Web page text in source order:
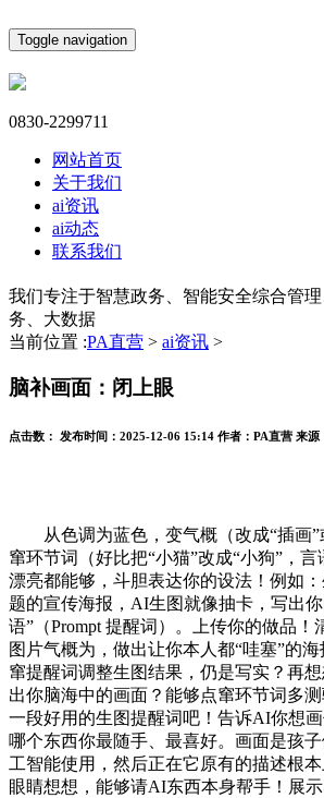
Toggle navigation
0830-2299711
网站首页
关于我们
ai资讯
ai动态
联系我们
我们专注于智慧政务、智能安全综合管
务、大数据
当前位置 :PA直营 > ai资讯 >
脑补画面：闭上眼
点击数： 发布时间： 2025-12-06 15:14 作者： PA直营 来源
从色调为蓝色，变气概（改成“插画”
窜环节词（好比把“小猫”改成“小狗”，言
漂亮都能够，斗胆表达你的设法！例如
题的宣传海报，AI生图就像抽卡，写出
语”（Prompt 提醒词）。上传你的做品！
图片气概为，做出让你本人都“哇塞”的
窜提醒词调整生图结果，仍是写实？再
出你脑海中的画面？能够点窜环节词多
一段好用的生图提醒词吧！告诉AI你想
哪个东西你最随手、最喜好。画面是孩
工智能使用，然后正在它原有的描述根
眼睛想想，能够请AI东西本身帮手！展